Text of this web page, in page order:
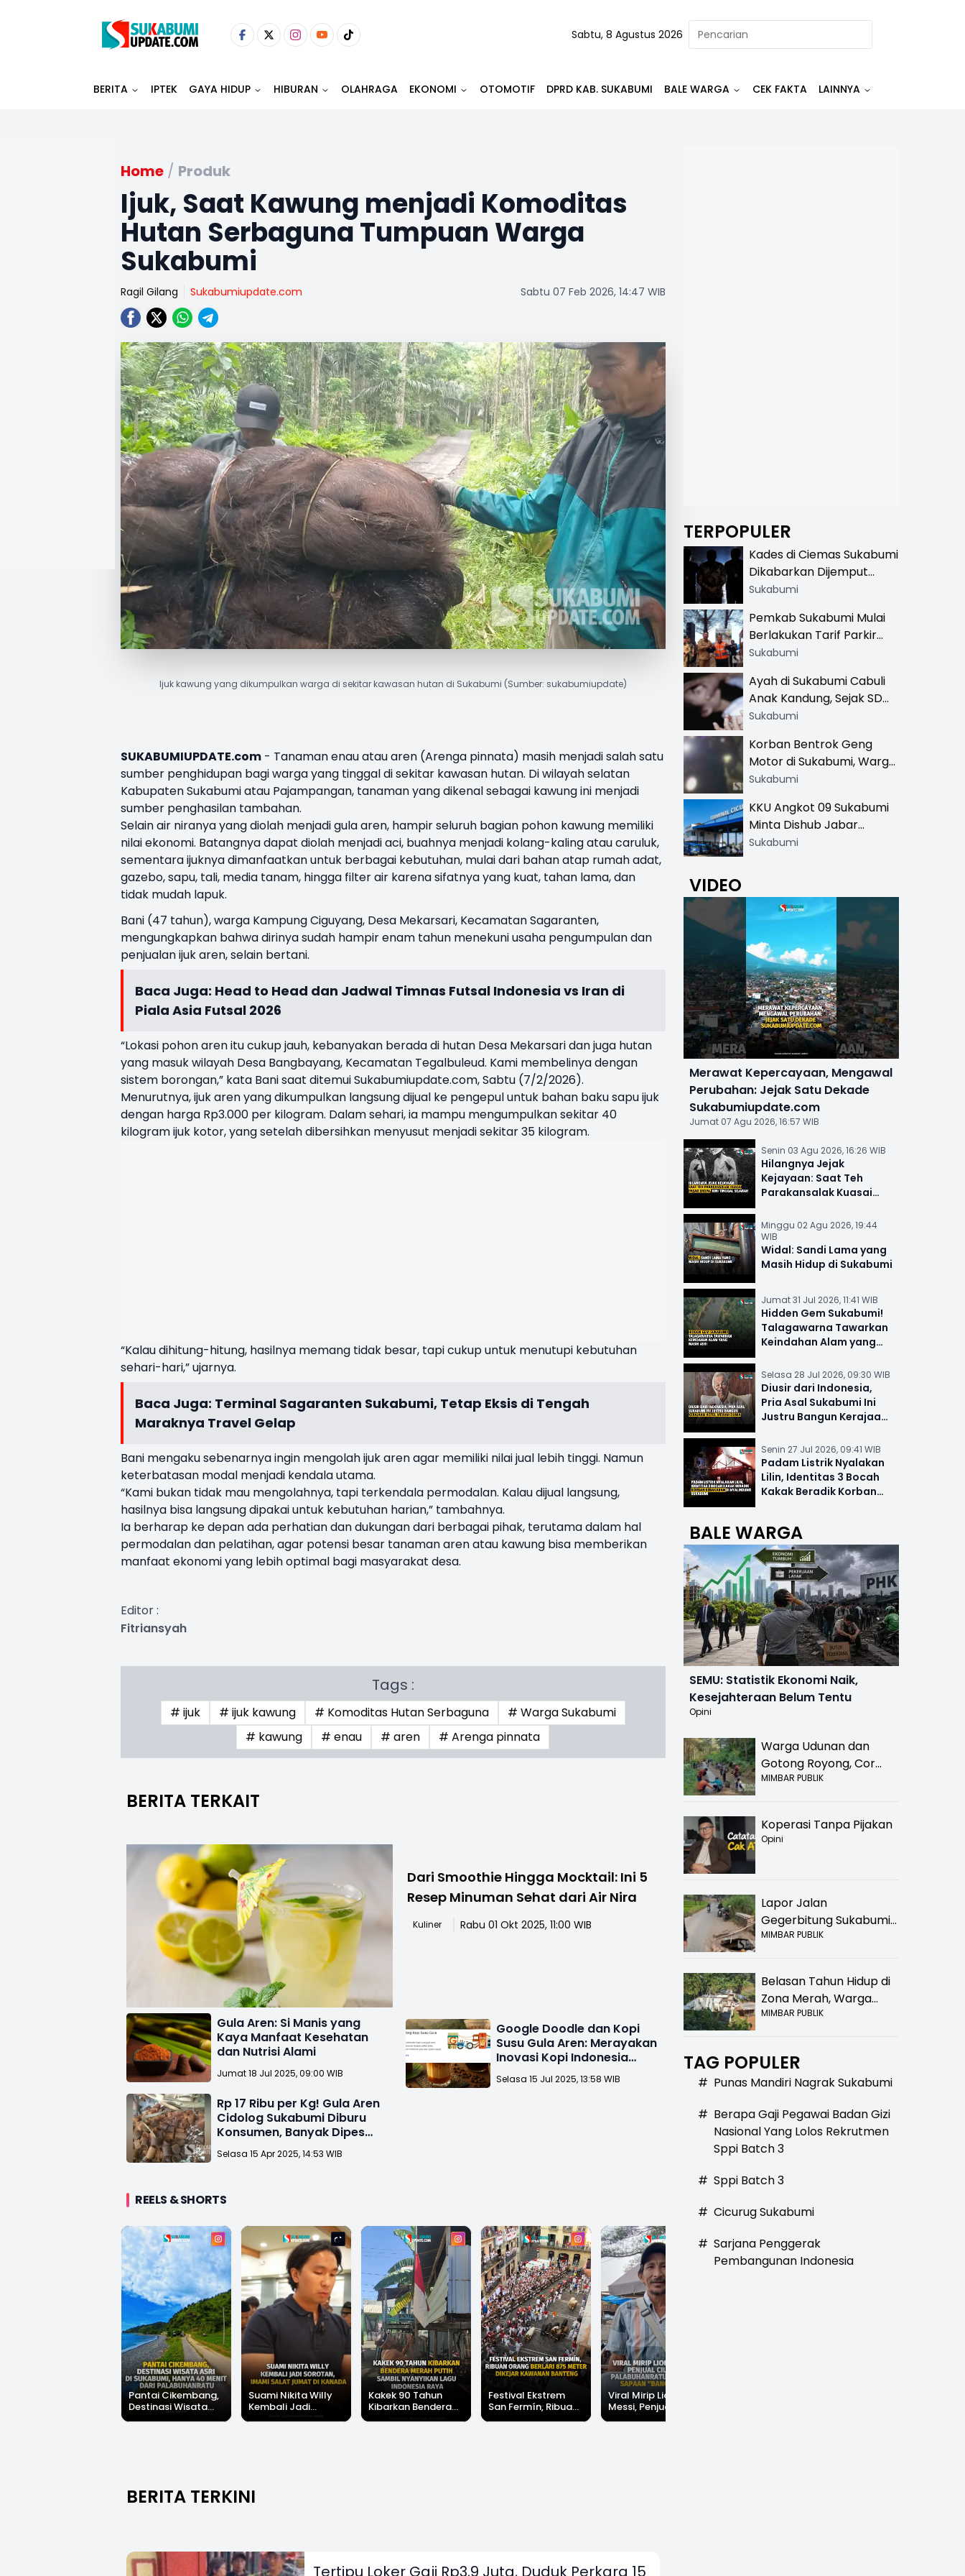
Sabtu, 8 Agustus 2026
BERITA IPTEK GAYA HIDUP HIBURAN OLAHRAGA EKONOMI OTOMOTIF DPRD KAB. SUKABUMI BALE WARGA CEK FAKTA LAINNYA
Home / Produk
Ijuk, Saat Kawung menjadi Komoditas
Hutan Serbaguna Tumpuan Warga
Sukabumi
Ragil Gilang Sukabumiupdate.com Sabtu 07 Feb 2026, 14:47 WIB
Ijuk kawung yang dikumpulkan warga di sekitar kawasan hutan di Sukabumi (Sumber: sukabumiupdate)
SUKABUMIUPDATE.com - Tanamanenauatauaren (Arenga pinnata) masih menjadisalahsatu
sumber penghidupan bagiwargayang tinggaldisekitar kawasan hutan. Di wilayahselatan
KabupatenSukabumiatau Pajampangan, tanamanyangdikenalsebagai kawungini menjadi
sumber penghasilan tambahan.
Selainair niranyayangdiolah menjadigulaaren, hampirseluruh bagian pohon kawung memiliki
nilaiekonomi. Batangnyadapat diolah menjadiaci, buahnya menjadi kolang-kalingataucaruluk,
sementaraijuknyadimanfaatkanuntuk berbagai kebutuhan, mulaidari bahanatap rumahadat,
gazebo,sapu, tali, media tanam, hingga filter air karenasifatnyayang kuat, tahan lama, dan
tidak mudah lapuk.
Bani (47 tahun),warga KampungCiguyang, Desa Mekarsari, KecamatanSagaranten,
mengungkapkan bahwadirinyasudah hampirenam tahun menekuniusaha pengumpulandan
penjualanijukaren,selain bertani.
Baca Juga: Head to Head dan Jadwal Timnas Futsal Indonesia vs Iran di
Piala Asia Futsal 2026
“Lokasi pohonarenitucukupjauh, kebanyakan beradadi hutan Desa Mekarsaridan juga hutan
yang masukwilayah Desa Bangbayang, Kecamatan Tegalbuleud. Kami membelinyadengan
sistem borongan,” kata Banisaat ditemuiSukabumiupdate.com,Sabtu (7/2/2026).
Menurutnya,ijukarenyangdikumpulkan langsungdijual ke pengepuluntuk bahan bakusapuijuk
dengan harga Rp3.000 per kilogram. Dalamsehari,ia mampu mengumpulkansekitar 40
kilogramijuk kotor, yangsetelahdibersihkan menyusut menjadisekitar35 kilogram.
“Kalaudihitung-hitung, hasilnya memang tidak besar, tapicukupuntuk menutupi kebutuhan
sehari-hari,”ujarnya.
Baca Juga: Terminal Sagaranten Sukabumi, Tetap Eksis di Tengah
Maraknya Travel Gelap
Bani mengakusebenarnyaingin mengolahijukarenagar memiliki nilaijual lebih tinggi. Namun
keterbatasan modal menjadi kendalautama.
“Kami bukan tidak mau mengolahnya, tapi terkendala permodalan. Kalaudijual langsung,
hasilnya bisa langsungdipakaiuntuk kebutuhan harian,” tambahnya.
Ia berharap kedepanada perhatiandandukungandari berbagai pihak, terutamadalam hal
permodalandan pelatihan, agar potensi besar tanamanarenatau kawung bisa memberikan
manfaat ekonomiyang lebihoptimal bagi masyarakat desa.
Editor :
Fitriansyah
Tags :
# ijuk # ijuk kawung # Komoditas Hutan Serbaguna
# Warga Sukabumi
# kawung
# enau # aren # Arenga pinnata
BERITA TERKAIT
Dari Smoothie Hingga Mocktail: Ini 5
Resep Minuman Sehat dari Air Nira
Kuliner Rabu 01 Okt 2025, 11:00 WIB
Gula Aren: Si Manis yang
Kaya Manfaat Kesehatan
dan Nutrisi Alami
Jumat 18 Jul 2025, 09:00 WIB
Google Doodle dan Kopi
Susu Gula Aren: Merayakan
Inovasi Kopi Indonesia
yang Mendunia
Selasa 15 Jul 2025, 13:58 WIB
Rp 17 Ribu per Kg! Gula Aren
Cidolog Sukabumi Diburu
Konsumen, Banyak Dipesan
Online
Selasa 15 Apr 2025, 14:53 WIB
REELS & SHORTS
Pantai Cikembang,
Destinasi Wisata
Asri Di Sukabumi,
Suami Nikita Willy
Kembali Jadi
Sorotan, Imami
Kakek 90 Tahun
Kibarkan Bendera
Merah Putih Sambil
Festival Ekstrem
San Fermín, Ribuan
Orang Berlari 875
Viral Mirip Lionel
Messi, Penjual Cilok
di Palabuhanratu Ini
BERITA TERKINI
Tertipu Loker Gaji Rp3,9 Juta, Duduk Perkara 15
TERPOPULER
Kades di Ciemas Sukabumi
Dikabarkan Dijemput
Satnarkoba, Polisi
Sukabumi
Pemkab Sukabumi Mulai
Berlakukan Tarif Parkir
Resmi di 13 Lokasi Wisata,
Khusus
Sukabumi
Ayah di Sukabumi Cabuli
Anak Kandung, Sejak SD
Hingga SMA
Sukabumi
Korban Bentrok Geng
Motor di Sukabumi, Warga
dan Sopir Tangki
Sukabumi
KKU Angkot 09 Sukabumi
Minta Dishub Jabar
Tertibkan Trayek Ciawi-
Sukabumi
VIDEO
Merawat Kepercayaan, Mengawal
Perubahan: Jejak Satu Dekade
Sukabumiupdate.com
Jumat 07 Agu 2026, 16:57 WIB
Senin 03 Agu 2026, 16:26 WIB
Hilangnya Jejak
Kejayaan: Saat Teh
Parakansalak Kuasai
Sejarah
Minggu 02 Agu 2026, 19:44
WIB
Widal: Sandi Lama yang
Masih Hidup di Sukabumi
Jumat 31 Jul 2026, 11:41 WIB
Hidden Gem Sukabumi!
Talagawarna Tawarkan
Keindahan Alam yang
Selasa 28 Jul 2026, 09:30 WIB
Diusir dari Indonesia,
Pria Asal Sukabumi Ini
Justru Bangun Kerajaan
Senin 27 Jul 2026, 09:41 WIB
Padam Listrik Nyalakan
Lilin, Identitas 3 Bocah
Kakak Beradik Korban
BALE WARGA
SEMU: Statistik Ekonomi Naik,
Kesejahteraan Belum Tentu
Opini
Warga Udunan dan
Gotong Royong, Cor
Jalan Hancur di
MIMBAR PUBLIK
Koperasi Tanpa Pijakan
Opini
Lapor Jalan
Gegerbitung Sukabumi
Bolong! Bahaya Bagi
MIMBAR PUBLIK
Belasan Tahun Hidup di
Zona Merah, Warga
Kampung Nangewer
Relokasi
MIMBAR PUBLIK
TAG POPULER
# Punas Mandiri Nagrak Sukabumi
# Berapa Gaji Pegawai Badan Gizi
Nasional Yang Lolos Rekrutmen
Sppi Batch 3
# Sppi Batch 3
# Cicurug Sukabumi
# Sarjana Penggerak
Pembangunan Indonesia